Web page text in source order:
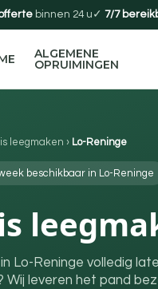
binnen 24 u ✓ 7/7
ALGEMENE
OPRUIMINGEN
leegmaken › Lo-Reninge
beschikbaar in Lo-Reninge
Lo-Reninge volledig
Wij leveren het pand